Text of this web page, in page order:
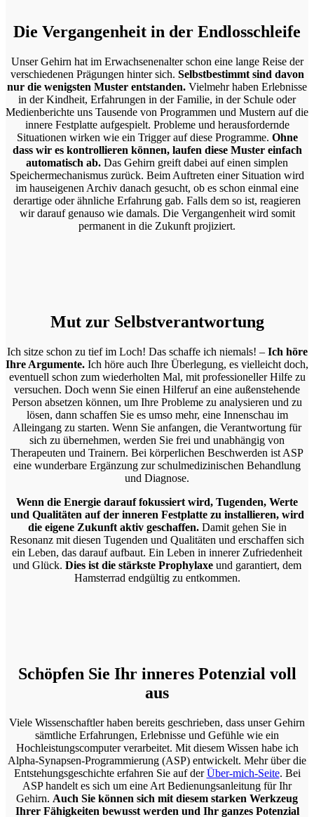
Die Vergangenheit in der Endlosschleife
Unser Gehirn hat im Erwachsenenalter schon eine lange Reise der
verschiedenen Prägungen hinter sich. Selbstbestimmt sind davon
nur die wenigsten Muster entstanden. Vielmehr haben Erlebnisse
in der Kindheit, Erfahrungen in der Familie, in der Schule oder
Medienberichte uns Tausende von Programmen und Mustern auf die
innere Festplatte aufgespielt. Probleme und herausfordernde
Situationen wirken wie ein Trigger auf diese Programme. Ohne
dass wir es kontrollieren können, laufen diese Muster einfach
automatisch ab. Das Gehirn greift dabei auf einen simplen
Speichermechanismus zurück. Beim Auftreten einer Situation wird
im hauseigenen Archiv danach gesucht, ob es schon einmal eine
derartige oder ähnliche Erfahrung gab. Falls dem so ist, reagieren
wir darauf genauso wie damals. Die Vergangenheit wird somit
permanent in die Zukunft projiziert.
Mut zur Selbstverantwortung
Ich sitze schon zu tief im Loch! Das schaffe ich niemals! – Ich höre
Ihre Argumente. Ich höre auch Ihre Überlegung, es vielleicht doch,
eventuell schon zum wiederholten Mal, mit professioneller Hilfe zu
versuchen. Doch wenn Sie einen Hilferuf an eine außenstehende
Person absetzen können, um Ihre Probleme zu analysieren und zu
lösen, dann schaffen Sie es umso mehr, eine Innenschau im
Alleingang zu starten. Wenn Sie anfangen, die Verantwortung für
sich zu übernehmen, werden Sie frei und unabhängig von
Therapeuten und Trainern. Bei körperlichen Beschwerden ist ASP
eine wunderbare Ergänzung zur schulmedizinischen Behandlung
und Diagnose.
Wenn die Energie darauf fokussiert wird, Tugenden, Werte
und Qualitäten auf der inneren Festplatte zu installieren, wird
die eigene Zukunft aktiv geschaffen.Damit gehen Sie in
Resonanz mit diesen Tugenden und Qualitäten und erschaffen sich
ein Leben, das darauf aufbaut. Ein Leben in innerer Zufriedenheit
und Glück. Dies ist die stärkste Prophylaxe und garantiert, dem
Hamsterrad endgültig zu entkommen.
Schöpfen Sie Ihr inneres Potenzial voll
aus
Viele Wissenschaftler haben bereits geschrieben, dass unser Gehirn
sämtliche Erfahrungen, Erlebnisse und Gefühle wie ein
Hochleistungscomputer verarbeitet. Mit diesem Wissen habe ich
Alpha-Synapsen-Programmierung (ASP) entwickelt. Mehr über die
Entstehungsgeschichte erfahren Sie auf derÜber-mich-Seite. Bei
ASP handelt es sich um eine Art Bedienungsanleitung für Ihr
Gehirn. Auch Sie können sich mit diesem starken Werkzeug
Ihrer Fähigkeiten bewusst werden und Ihr ganzes Potenzial